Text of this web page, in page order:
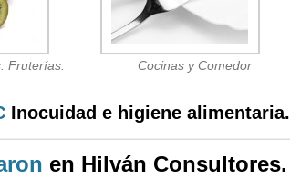
Fruterías. Cocinas y Comedor
Inocuidad e higiene alimentaria.
en Hilván Consultores.